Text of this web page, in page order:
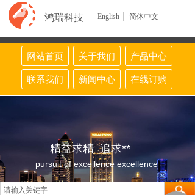
鸿瑞科技 English 简体中文
网站首页 关于我们 产品中心
联系我们 新闻中心 在线订购
精益求精 追求**
pursuit of excellence excellence